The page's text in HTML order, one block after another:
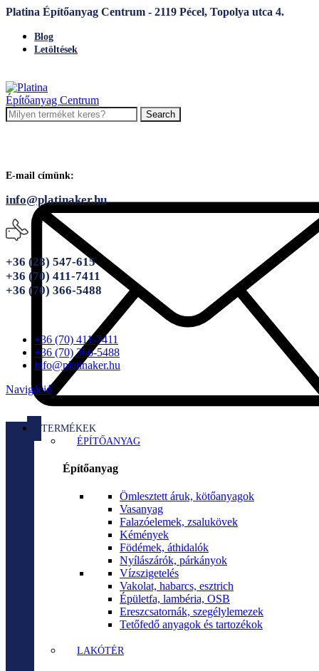
Platina Építőanyag Centrum - 2119 Pécel, Topolya utca 4.
Blog
Letöltések
Search
E-mail címünk:
info@platinaker.hu
+36 (28) 547-615
+36 (70) 411-7411
+36 (70) 366-5488
+36 (70) 411-7411
+36 (70) 366-5488
info@platinaker.hu
Navigáció
TERMÉKEK
ÉPÍTŐANYAG
Építőanyag
Ömlesztett áruk, kötőanyagok
Vasanyag
Falazóelemek, zsalukövek
Kémények
Födémek, áthidalók
Nyílászárók, párkányok
Vízszigetelés
Vakolat, habarcs, esztrich
Épületfa, lambéria, OSB
Ereszcsatornák, szegélylemezek
Tetőfedő anyagok és tartozékok
LAKÓTÉR